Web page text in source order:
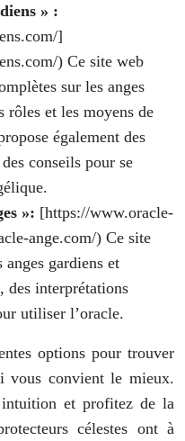
» :
]
) Ce site web
sur les anges
rôles et les moyens de
également des
conseils pour se
»: [https://www.oracle-
ange.com/) Ce site
anges gardiens et
des interprétations
utiliser l’oracle.
options pour trouver
vous convient le mieux.
et profitez de la
célestes ont à